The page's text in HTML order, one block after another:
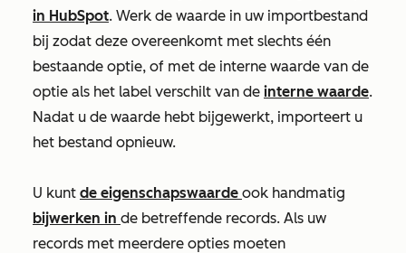
in HubSpot. Werk de waarde in uw importbestand
bij zodat deze overeenkomt met slechts één
bestaande optie, of met de interne waarde van de
optie als het label verschilt van de interne waarde.
Nadat u de waarde hebt bijgewerkt, importeert u
het bestand opnieuw.
U kunt de eigenschapswaarde ook handmatig
bijwerken in de betreffende records. Als uw
records met meerdere opties moeten